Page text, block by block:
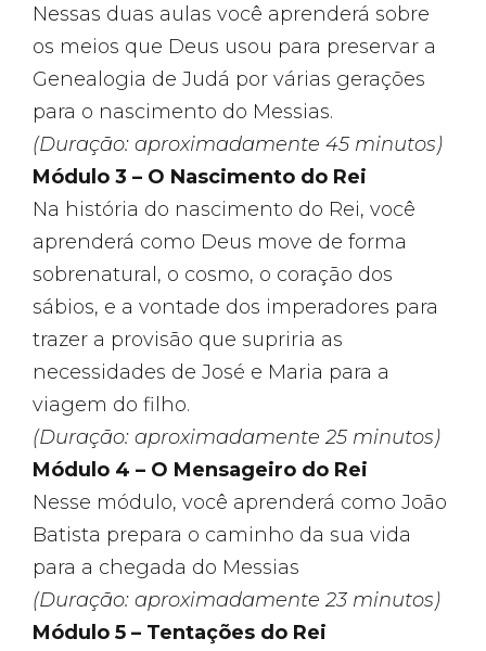
Nessas duas aulas você aprenderá sobre
os meios que Deus usou para preservar a
Genealogia de Judá por várias gerações
para o nascimento do Messias.
(Duração: aproximadamente 45 minutos)
Módulo 3 – O Nascimento do Rei
Na história do nascimento do Rei, você
aprenderá como Deus move de forma
sobrenatural, o cosmo, o coração dos
sábios, e a vontade dos imperadores para
trazer a provisão que supriria as
necessidades de José e Maria para a
viagem do filho.
(Duração: aproximadamente 25 minutos)
Módulo 4 – O Mensageiro do Rei
Nesse módulo, você aprenderá como João
Batista prepara o caminho da sua vida
para a chegada do Messias
(Duração: aproximadamente 23 minutos)
Módulo 5 – Tentações do Rei